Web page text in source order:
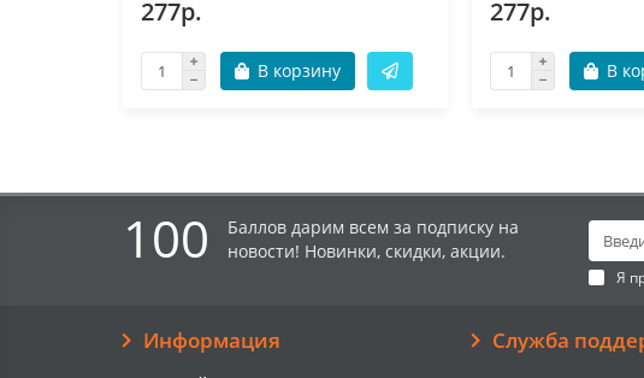
277р.
В корзину
277р.
В
100
Баллов дарим всем за подписку на
новости! Новинки, скидки, акции.
Я
Информация Служба